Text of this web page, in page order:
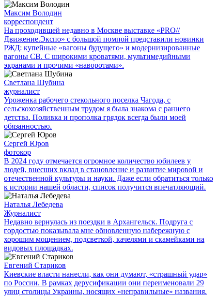
Максим Володин
корреспондент
На проходившей недавно в Мос­кве выставке «PRO//
Движение.Экспо» с большой помпой представили новинки
РЖД: купейные «вагоны будущего» и модернизированные
вагоны СВ. С широкими кроватями, мультимедийными
экранами и прочими «наворотами».
Светлана Шубина
журналист
Уроженка рабочего стекольного поселка Чагода, с
сельскохозяйственным трудом я была знакома с раннего
детства. Поливка и прополка грядок всегда были моей
обязанностью.
Сергей Юров
фотокор
В 2024 году отмечается огромное количество юбилеев у
людей, внесших вклад в становление и развитие мировой и
отечественной культуры и науки. Даже если обратиться только
к истории нашей области, список получится впечатляющий.
Наталья Лебедева
Журналист
Недавно вернулась из поездки в Архангельск. Подруга с
гордостью показывала мне обновленную набережную с
хорошим мощением, подсветкой, качелями и скамейками на
видовых площадках.
Евгений Стариков
Киевские власти нанесли, как они думают, «страшный удар»
по России. В рамках дерусификации они переименовали 29
улиц столицы Украины, носящих «неправильные» названия.